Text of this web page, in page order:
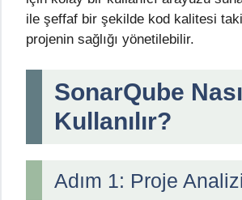
ile şeffaf bir şekilde kod kalitesi
projenin sağlığı yönetilebilir.
SonarQube Nasıl
Kullanılır?
Adım 1: Proje Analizi